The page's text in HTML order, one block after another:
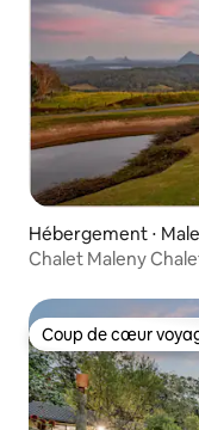
Hébergement ⋅
Chalet Maleny
Coup de cœur
Coup de cœur